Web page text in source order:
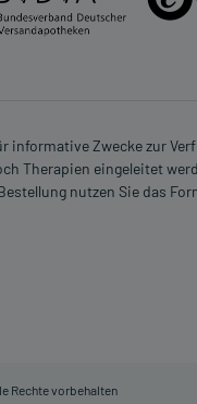
Zwecke zur
Therapien eingeleitet
nutzen Sie das
Rechte vorbehalten